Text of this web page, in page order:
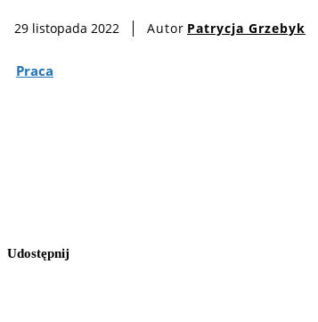
29 listopada 2022 Autor Patrycja Grzebyk
Praca
Udostępnij